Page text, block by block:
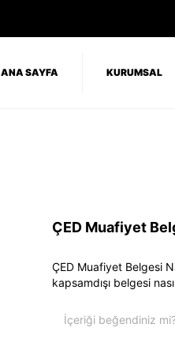
ANA SAYFA KURUMSAL
ÇED Muafiyet
ÇED Muafiyet Belgesi
kapsamdışı belgesi
İçeriği beğendiniz